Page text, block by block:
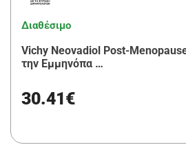
Διαθέσιμο
Vichy Neovadiol Post-
την Εμμηνόπα …
30.41€